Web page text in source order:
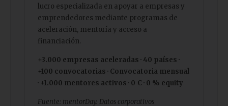
lucro especializada en apoyar a empresas y
emprendedores mediante programas de
aceleración, mentoría y acceso a
financiación.
+3.000 empresas aceleradas · 40 países ·
+100 convocatorias · Convocatoria mensual
· +1.000 mentores activos · 0 € · 0 % equity
Fuente: mentorDay. Datos corporativos